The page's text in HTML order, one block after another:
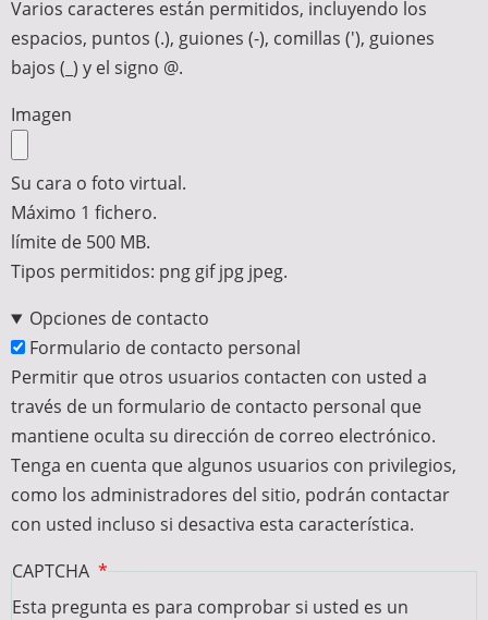
Varios caracteres están permitidos, incluyendo los
espacios, puntos (.), guiones (-), comillas ('), guiones
bajos (_) y el signo @.
Imagen
Su cara o foto virtual.
Máximo 1 fichero.
límite de 500 MB.
Tipos permitidos: png gif jpg jpeg.
Opciones de contacto
Formulario de contacto personal
Permitir que otros usuarios contacten con usted a
través de un formulario de contacto personal que
mantiene oculta su dirección de correo electrónico.
Tenga en cuenta que algunos usuarios con privilegios,
como los administradores del sitio, podrán contactar
con usted incluso si desactiva esta característica.
CAPTCHA
Esta pregunta es para comprobar si usted es un